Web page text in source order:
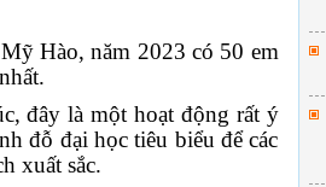
Hào, năm 2023 có 50 em
đây là một hoạt động rất ý
đỗ đại học tiêu biểu để các
xuất sắc.